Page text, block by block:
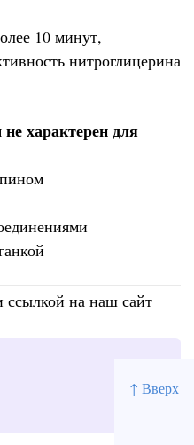
↑ Вверх
10 минут,
нитроглицерина
характерен для
ссылкой на наш сайт